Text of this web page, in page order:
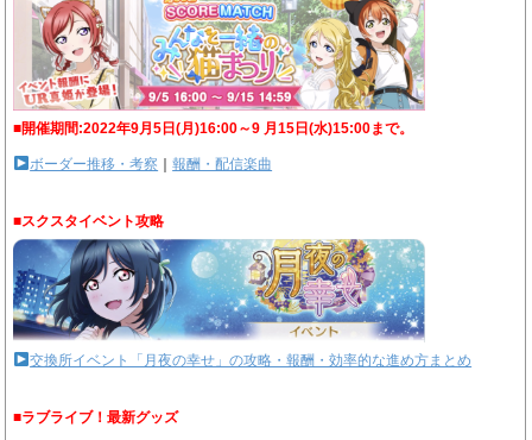
■開催期間:2022年9月5日(月)16:00～9 月15日(水)15:00まで。
ボーダー推移・考察 ｜報酬・配信楽曲
■スクスタイベント攻略
交換所イベント「月夜の幸せ」の攻略・報酬・効率的な進め方まとめ
■ラブライブ！最新グッズ